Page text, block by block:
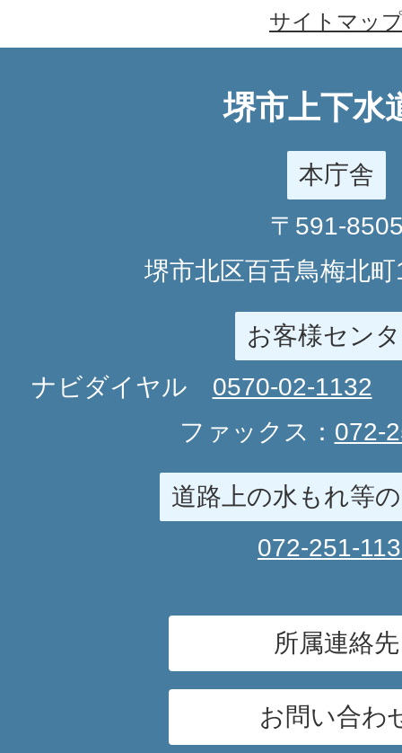
サイトマッ
堺市上下水
本庁舎
〒591-
堺市北区百舌鳥梅北
お客様セン
ナビダイヤル 0570-02-1132
ファックス： 072-
道路上の水もれ等
072-251-
所属連絡先
お問い合わ